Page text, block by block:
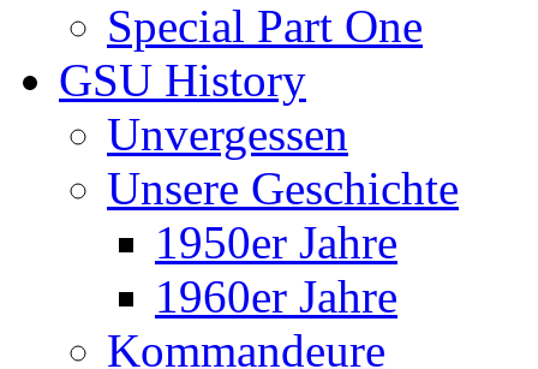
Special Part One
GSU History
Unvergessen
Unsere Geschichte
1950er Jahre
1960er Jahre
Kommandeure